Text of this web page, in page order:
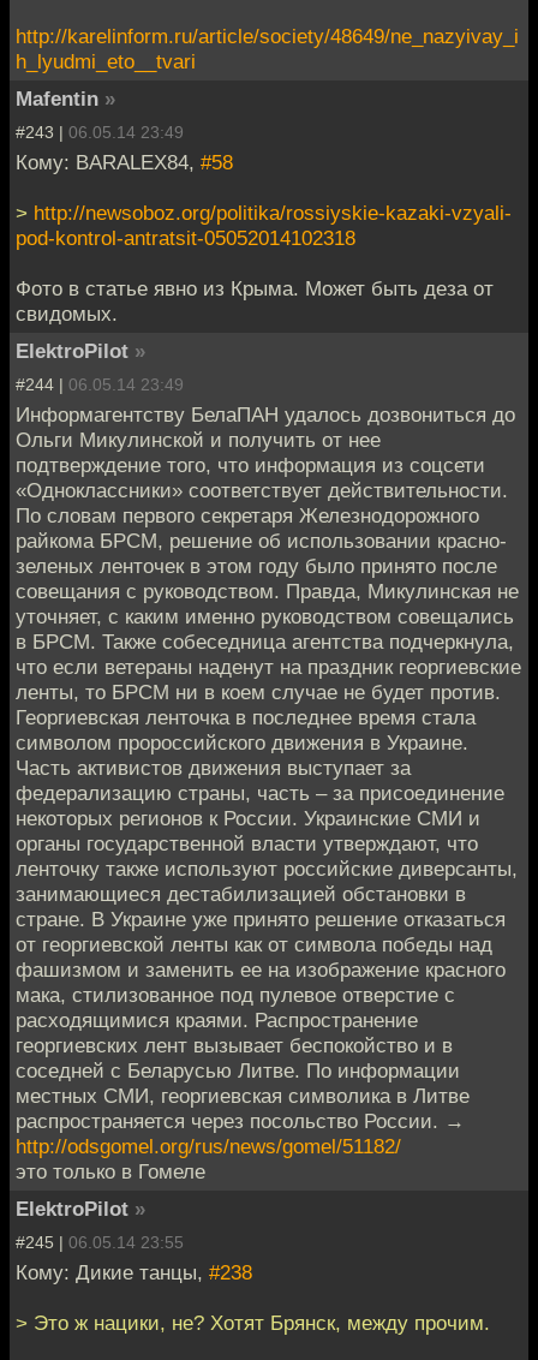
http://karelinform.ru/article/society/48649/ne_nazyivay_i
h_lyudmi_eto__tvari
Mafentin »
#243 | 06.05.14 23:49
Кому: BARALEX84, #58
> http://newsoboz.org/politika/rossiyskie-kazaki-vzyali-
pod-kontrol-antratsit-05052014102318
Фото в статье явно из Крыма. Может быть деза от
свидомых.
ElektroPilot »
#244 | 06.05.14 23:49
Информагентству БелаПАН удалось дозвониться до
Ольги Микулинской и получить от нее
подтверждение того, что информация из соцсети
«Одноклассники» соответствует действительности.
По словам первого секретаря Железнодорожного
райкома БРСМ, решение об использовании красно-
зеленых ленточек в этом году было принято после
совещания с руководством. Правда, Микулинская не
уточняет, с каким именно руководством совещались
в БРСМ. Также собеседница агентства подчеркнула,
что если ветераны наденут на праздник георгиевские
ленты, то БРСМ ни в коем случае не будет против.
Георгиевская ленточка в последнее время стала
символом пророссийского движения в Украине.
Часть активистов движения выступает за
федерализацию страны, часть – за присоединение
некоторых регионов к России. Украинские СМИ и
органы государственной власти утверждают, что
ленточку также используют российские диверсанты,
занимающиеся дестабилизацией обстановки в
стране. В Украине уже принято решение отказаться
от георгиевской ленты как от символа победы над
фашизмом и заменить ее на изображение красного
мака, стилизованное под пулевое отверстие с
расходящимися краями. Распространение
георгиевских лент вызывает беспокойство и в
соседней с Беларусью Литве. По информации
местных СМИ, георгиевская символика в Литве
распространяется через посольство России. →
http://odsgomel.org/rus/news/gomel/51182/
это только в Гомеле
ElektroPilot »
#245 | 06.05.14 23:55
Кому: Дикие танцы, #238
> Это ж нацики, не? Хотят Брянск, между прочим.